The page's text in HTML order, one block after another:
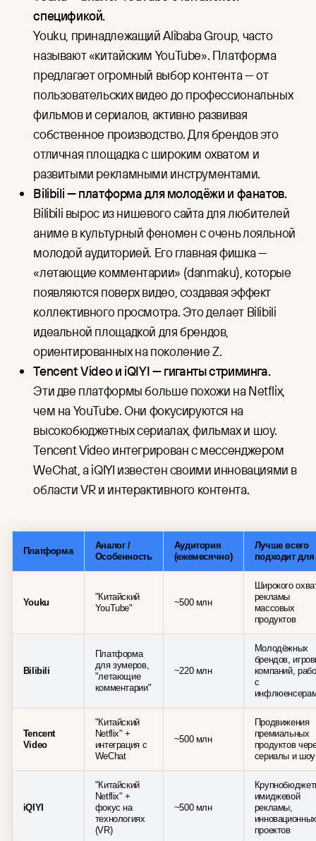
спецификой.
Youku, принадлежащий Alibaba Group, часто
называют «китайским YouTube». Платформа
предлагает огромный выбор контента — от
пользовательских видео до профессиональных
фильмов и сериалов, активно развивая
собственное производство. Для брендов это
отличная площадка с широким охватом и
развитыми рекламными инструментами.
Bilibili — платформа для молодёжи и фанатов.
Bilibili вырос из нишевого сайта для любителей
аниме в культурный феномен с очень лояльной
молодой аудиторией. Его главная фишка —
«летающие комментарии» (danmaku), которые
появляются поверх видео, создавая эффект
коллективного просмотра. Это делает Bilibili
идеальной площадкой для брендов,
ориентированных на поколение Z.
Tencent Video и iQIYI — гиганты стриминга.
Эти две платформы больше похожи на Netflix,
чем на YouTube. Они фокусируются на
высокобюджетных сериалах, фильмах и шоу.
Tencent Video интегрирован с мессенджером
WeChat, а iQIYI известен своими инновациями в
области VR и интерактивного контента.
Платформа
Аналог /
Особенность
Аудитория
(ежемесячно)
Лучше всего
подходит для
Youku
"Китайский
YouTube"
~500 млн
Широкого
рекламы
массовых
продуктов
Bilibili
Платформа
для зумеров,
"летающие
комментарии"
~220 млн
Молодёжных
брендов,
компаний,
с
Tencent
Video
"Китайский
Netflix" +
интеграция с
WeChat
~500 млн
Продвижения
премиальных
продуктов
сериалы и шоу
iQIYI
"Китайский
Netflix" +
фокус на
технологиях
(VR)
~500 млн
имиджевой
рекламы,
инновационных
проектов